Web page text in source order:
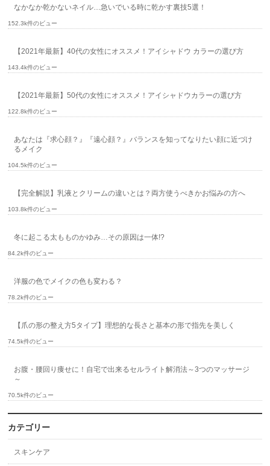
なかなか乾かないネイル…急いでいる時に乾かす裏技5選！
152.3k件のビュー
【2021年最新】40代の女性にオススメ！アイシャドウ カラーの選び方
143.4k件のビュー
【2021年最新】50代の女性にオススメ！アイシャドウカラーの選び方
122.8k件のビュー
あなたは『求心顔？』『遠心顔？』バランスを知ってなりたい顔に近づけ
るメイク
104.5k件のビュー
【完全解説】乳液とクリームの違いとは？両方使うべきかお悩みの方へ
103.8k件のビュー
冬に起こる太もものかゆみ…その原因は一体!?
84.2k件のビュー
洋服の色でメイクの色も変わる？
78.2k件のビュー
【爪の形の整え方5タイプ】理想的な長さと基本の形で指先を美しく
74.5k件のビュー
お腹・腰回り痩せに！自宅で出来るセルライト解消法～3つのマッサージ
～
70.5k件のビュー
カテゴリー
スキンケア